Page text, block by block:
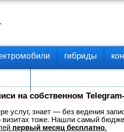
гибриды
на собственном
услуг, знает — без ведения
визитах тоже. Нашли самый
первый месяц бесплатно.